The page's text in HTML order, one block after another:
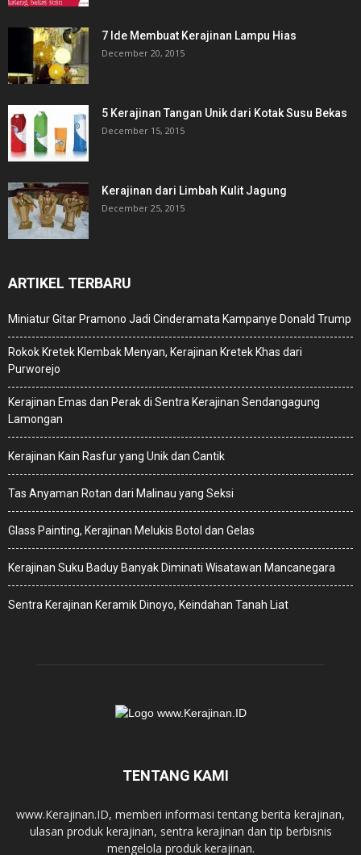
7 Ide Membuat Kerajinan Lampu Hias
December 20, 2015
5 Kerajinan Tangan Unik dari Kotak Susu Bekas
December 15, 2015
Kerajinan dari Limbah Kulit Jagung
December 25, 2015
ARTIKEL TERBARU
Miniatur Gitar Pramono Jadi Cinderamata Kampanye Donald Trump
Rokok Kretek Klembak Menyan, Kerajinan Kretek Khas dari
Purworejo
Kerajinan Emas dan Perak di Sentra Kerajinan Sendangagung
Lamongan
Kerajinan Kain Rasfur yang Unik dan Cantik
Tas Anyaman Rotan dari Malinau yang Seksi
Glass Painting, Kerajinan Melukis Botol dan Gelas
Kerajinan Suku Baduy Banyak Diminati Wisatawan Mancanegara
Sentra Kerajinan Keramik Dinoyo, Keindahan Tanah Liat
TENTANG KAMI
www.Kerajinan.ID, memberi informasi tentang berita kerajinan,
ulasan produk kerajinan, sentra kerajinan dan tip berbisnis
mengelola produk kerajinan.